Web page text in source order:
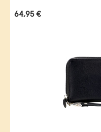
Regulärer Preis:
64,95 €